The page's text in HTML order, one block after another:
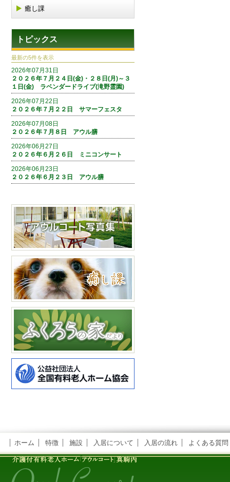
癒し課
トピックス
最新の5件を表示
2026年07月31日
２０２６年７月２４日(金)・２８日(月)～３
１日(金) ラベンダードライブ(滝野霊園)
2026年07月22日
２０２６年７月２２日 サマーフェスタ
2026年07月08日
２０２６年７月８日 アウル膳
2026年06月27日
２０２６年６月２６日 ミニコンサート
2026年06月23日
２０２６年６月２３日 アウル膳
ホーム 特徴 施設 入居について 入居の流れ よくある質問